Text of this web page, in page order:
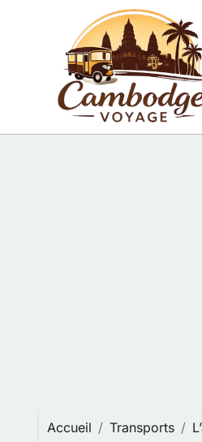
Accueil Transports